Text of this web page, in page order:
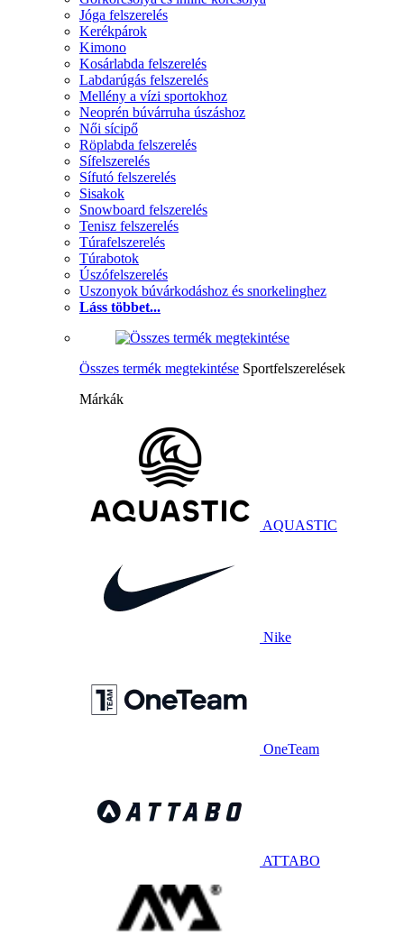
Jóga felszerelés
Kerékpárok
Kimono
Kosárlabda felszerelés
Labdarúgás felszerelés
Mellény a vízi sportokhoz
Neoprén búvárruha úszáshoz
Női sícipő
Röplabda felszerelés
Sífelszerelés
Sífutó felszerelés
Sisakok
Snowboard felszerelés
Tenisz felszerelés
Túrafelszerelés
Túrabotok
Úszófelszerelés
Uszonyok búvárkodáshoz és snorkelinghez
Láss többet...
Összes termék megtekintése Sportfelszerelések
Márkák
AQUASTIC
Nike
OneTeam
ATTABO